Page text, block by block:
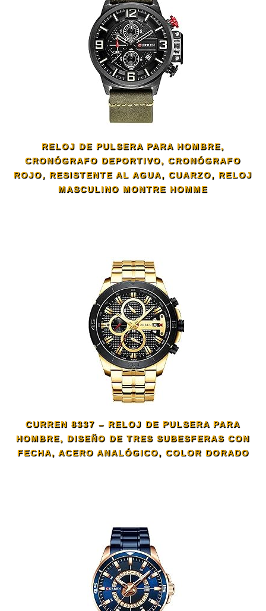
RELOJ DE PULSERA PARA HOMBRE,
CRONÓGRAFO DEPORTIVO, CRONÓGRAFO
ROJO, RESISTENTE AL AGUA, CUARZO, RELOJ
MASCULINO MONTRE HOMME
CURREN 8337 – RELOJ DE PULSERA PARA
HOMBRE, DISEÑO DE TRES SUBESFERAS CON
FECHA, ACERO ANALÓGICO, COLOR DORADO